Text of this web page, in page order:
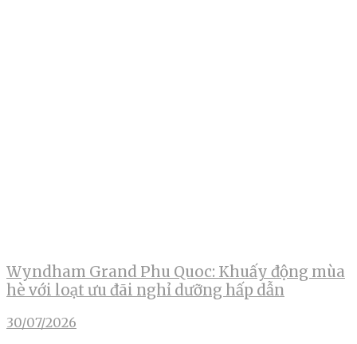
Wyndham Grand Phu Quoc: Khuấy động mùa
hè với loạt ưu đãi nghỉ dưỡng hấp dẫn
30/07/2026